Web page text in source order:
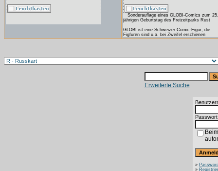
Sonderauflage eines GLOBI-Comics zum 25.
jährigen Geburtstag des Freizeitparks Rust
GLOBI ist eine Schweizer Comic-Figur, die
Figfuren sind u.a. bei Zweifel erschienen
Erweiterte Suche
»
»